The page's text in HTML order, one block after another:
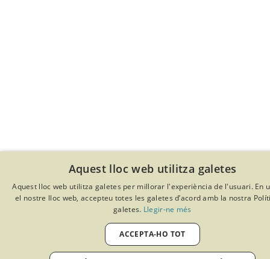
Aquest lloc web utilitza galetes
Aquest lloc web utilitza galetes per millorar l'experiència de l'usuari. En
el nostre lloc web, accepteu totes les galetes d’acord amb la nostra
galetes. Llegir-ne més
ACCEPTA-HO TOT